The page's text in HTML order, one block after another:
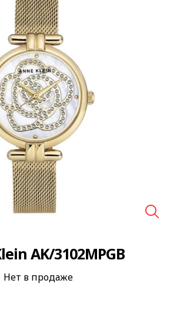
AK/3102MPGB
Нет в продаже